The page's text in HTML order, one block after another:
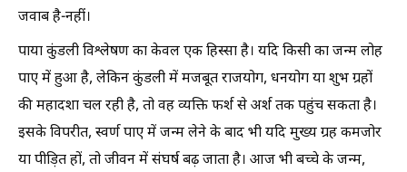
जवाब है-नहीं।
पाया कुंडली विश्लेषण का केवल एक हिस्सा है। यदि किसी का जन्म लोह
पाए में हुआ है, लेकिन कुंडली में मजबूत राजयोग, धनयोग या शुभ ग्रहों
की महादशा चल रही है, तो वह व्यक्ति फर्श से अर्श तक पहुंच सकता है।
इसके विपरीत, स्वर्ण पाए में जन्म लेने के बाद भी यदि मुख्य ग्रह कमजोर
या पीड़ित हों, तो जीवन में संघर्ष बढ़ जाता है। आज भी बच्चे के जन्म,